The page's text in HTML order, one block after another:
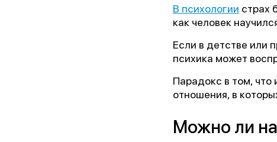
В психологии страх
как человек
Если в детстве или
психика может
Парадокс в том, что
отношения, в
Можно ли